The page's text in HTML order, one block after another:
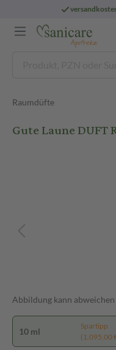
Raumdüfte
Gute Laune
Abbildung kann abweichen
10 ml
Spartipp
(1.095,00